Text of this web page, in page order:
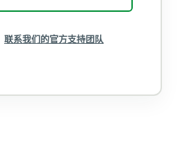
联系我们的官方支持团队